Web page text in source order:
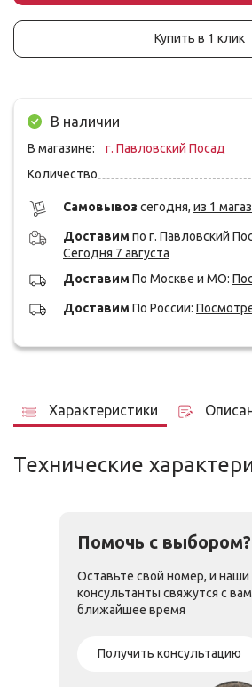
Купить в 1 клик
В наличии
В магазине:
г. Павловский Посад
Количество
Cамовывоз сегодня, из 1
Доставим по г. Павловский
Сегодня 7 августа
Доставим По Москве и МО:
Доставим По России:
Характеристики
Технические
Помочь с выбором?
Оставьте свой номер, и наши
консультанты свяжутся с
ближайшее время
Получить консультацию